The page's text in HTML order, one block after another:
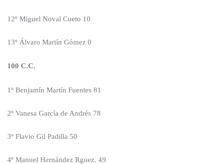
12º Miguel Noval Cueto 10
13º Álvaro Martín Gómez 0
100 C.C.
1º Benjamín Martín Fuentes 81
2º Vanesa García de Andrés 78
3º Flavio Gil Padilla 50
4º Manuel Hernández Rguez. 49